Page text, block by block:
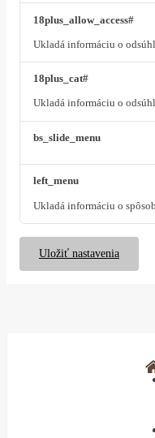
18plus_allow_access#
Ukladá informáciu o
18plus_cat#
Ukladá informáciu o
bs_slide_menu
left_menu
Ukladá informáciu o
Uložiť nastavenia